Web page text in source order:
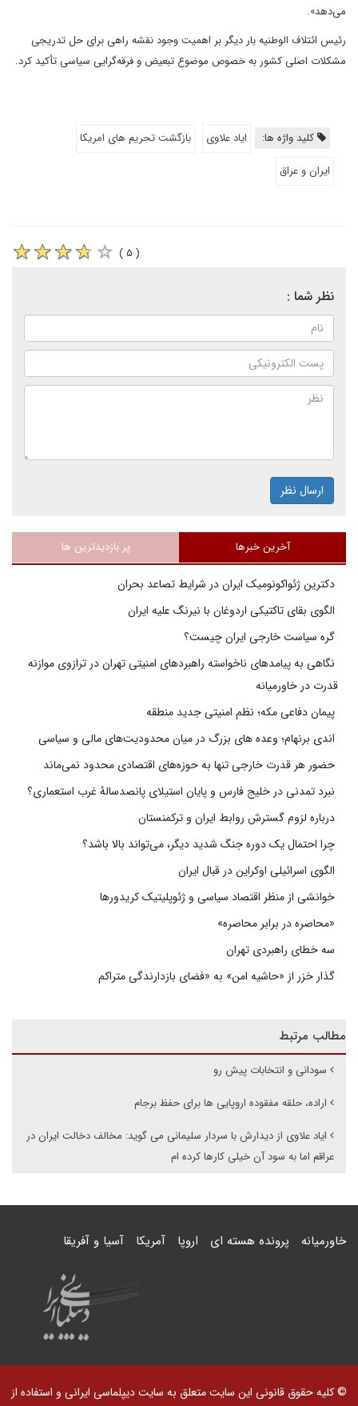
می‌دهد».
رئیس ائتلاف الوطنیه بار دیگر بر اهمیت وجود نقشه راهی برای حل تدریجی
مشکلات اصلی کشور به خصوص موضوع تبعیض و فرقه‌گرایی سیاسی تأکید کرد.
کلید واژه ها: ایاد علاوی
بازگشت تحریم های امریکا
ایران و عراق
( ۵ )
نظر شما :
ارسال نظر
آخرین خبرها پر بازدیدترین ها
دکترین ژئواکونومیک ایران در شرایط تصاعد بحران
الگوی بقای تاکتیکی اردوغان با نیرنگ علیه ایران
گره سیاست خارجی ایران چیست؟
نگاهی به پیامدهای ناخواسته راهبردهای امنیتی تهران در ترازوی موازنه
قدرت در خاورمیانه
پیمان دفاعی مکه؛ نظم امنیتی جدید منطقه
اندی برنهام؛ وعده های بزرگ در میان محدودیت‌های مالی و سیاسی
حضور هر قدرت خارجی تنها به حوزه‌های اقتصادی محدود نمی‌ماند
نبرد تمدنی در خلیج فارس و پایان استیلای پانصدسالۀ غرب استعماری؟
درباره لزوم گسترش روابط ایران و ترکمنستان
چرا احتمال یک دوره جنگ شدید دیگر، می‌تواند بالا باشد؟
الگوی اسرائیلی اوکراین در قبال ایران
خوانشی از منظر اقتصاد سیاسی و ژئوپلیتیک کریدورها
«محاصره در برابر محاصره»
سه خطای راهبردی تهران
گذار خزر از «حاشیه امن» به «فضای بازدارندگی متراکم
مطالب مرتبط
سودانی و انتخابات پیش رو
اراده، حلقه مفقوده اروپایی ها برای حفظ برجام
ایاد علاوی از دیدارش با سردار سلیمانی می گوید: مخالف دخالت ایران در
عراقم اما به سود آن خیلی کارها کرده ام
خاورمیانه پرونده هسته ای اروپا آمریکا آسیا و آفریقا
© کلیه حقوق قانونی این سایت متعلق به سایت دیپلماسی ایرانی و استفاده از